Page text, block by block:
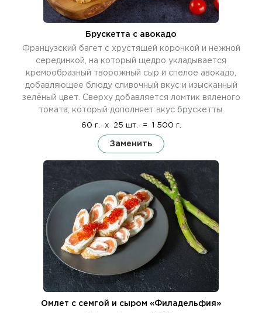
Брускетта с авокадо
Французский багет с хрустящей корочкой и нежной
серединкой, на который щедро укладывается
кремообразный творожный сыр и спелое авокадо,
добавляющее блюду сливочный вкус и изысканный
зелёный цвет. Сверху добавляется ломтик вяленого
томата, который дополняет вкус брускетты.
60 г. x 25 шт. = 1 500 г.
Заменить
Омлет с семгой и сыром «Филадельфия»